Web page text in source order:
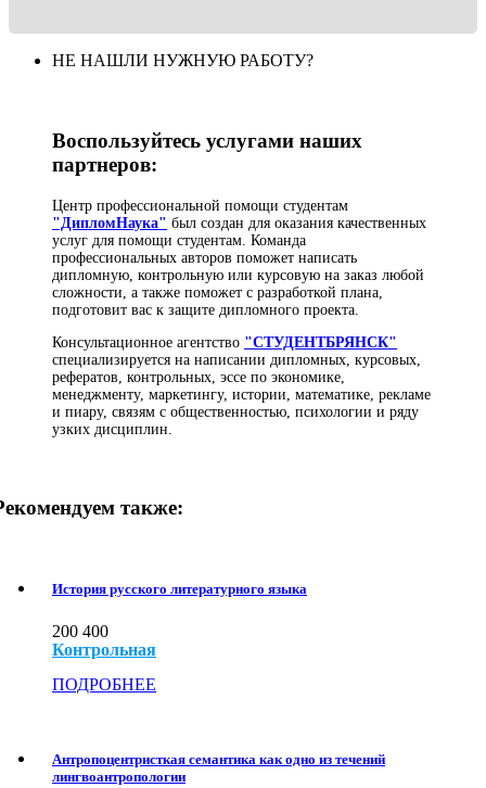
НЕ НАШЛИ НУЖНУЮ РАБОТУ?
Воспользуйтесь услугами наших
партнеров:
Центр профессиональной помощи студентам
"ДипломНаука" был создан для оказания качественных
услуг для помощи студентам. Команда
профессиональных авторов поможет написать
дипломную, контрольную или курсовую на заказ любой
сложности, а также поможет с разработкой плана,
подготовит вас к защите дипломного проекта.
Консультационное агентство "СТУДЕНТБРЯНСК"
специализируется на написании дипломных, курсовых,
рефератов, контрольных, эссе по экономике,
менеджменту, маркетингу, истории, математике, рекламе
и пиару, связям с общественностью, психологии и ряду
узких дисциплин.
также:
История русского литературного языка
200 400
Контрольная
ПОДРОБНЕЕ
Антропоцентристкая семантика как одно из течений
лингвоантропологии